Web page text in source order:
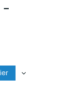
-